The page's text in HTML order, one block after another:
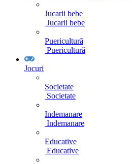
Jucarii bebe
Jucarii bebe
Puericultură
Puericultură
Jocuri
Societate
Societate
Indemanare
Indemanare
Educative
Educative